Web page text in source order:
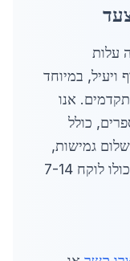
עלות
ויעיל, במיוחד
מתקדמים. אנו
כולל
גמישות,
כדי להבטיח פרויקט חלק. התהליך כולו לוקח 7-14